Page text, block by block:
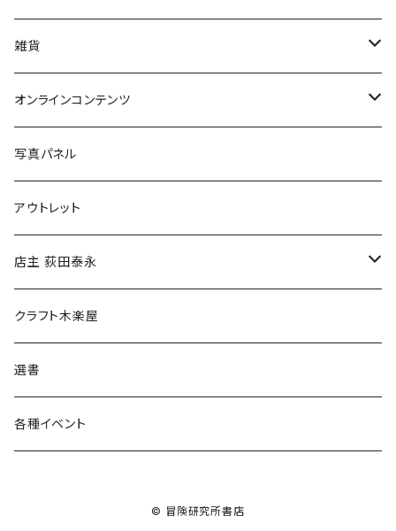
美術
POLEWARDS
Tシャツ
雑貨
バッグ
ブックカバー
マグカップ
傘
食料品
その他
オンラインコンテンツ
冒険クロストーク
写真パネル
アウトレット
店主 荻田泰永
書籍
ウェア
クラフト木楽屋
選書
各種イベント
© 冒険研究所書店